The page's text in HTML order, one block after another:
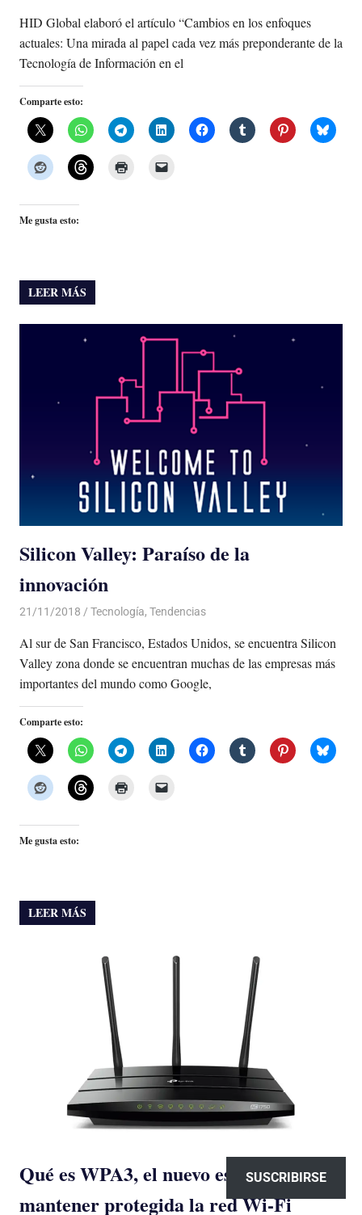
HID Global elaboró el artículo “Cambios en los enfoques
actuales: Una mirada al papel cada vez más preponderante de la
Tecnología de Información en el
Comparte esto:
Me gusta esto:
LEER MÁS
Silicon Valley: Paraíso de la
innovación
21/11/2018 De todo un Poco
Tecnología, Tendencias
Al sur de San Francisco, Estados Unidos, se encuentra Silicon
Valley zona donde se encuentran muchas de las empresas más
importantes del mundo como Google,
Comparte esto:
Me gusta esto:
LEER MÁS
Qué es WPA3, el nuevo estándar para
mantener protegida la red Wi-Fi
SUSCRIBIRSE